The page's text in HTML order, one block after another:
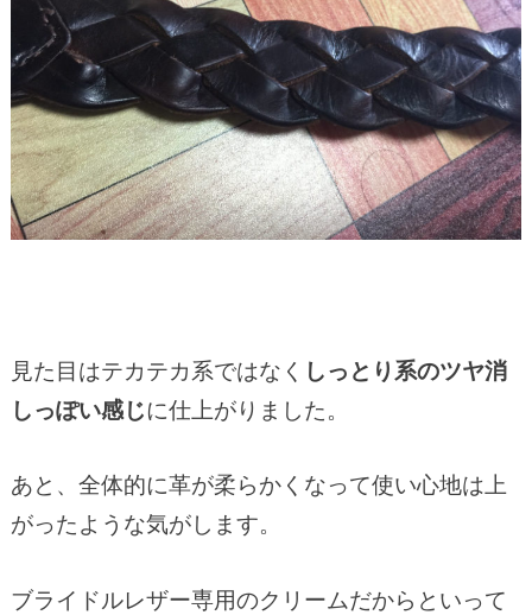
見た目はテカテカ系ではなく しっとり系のツヤ消
しっぽい感じに仕上がりました。
あと、全体的に革が柔らかくなって使い心地は上
がったような気がします。
ブライドルレザー専用のクリームだからといって